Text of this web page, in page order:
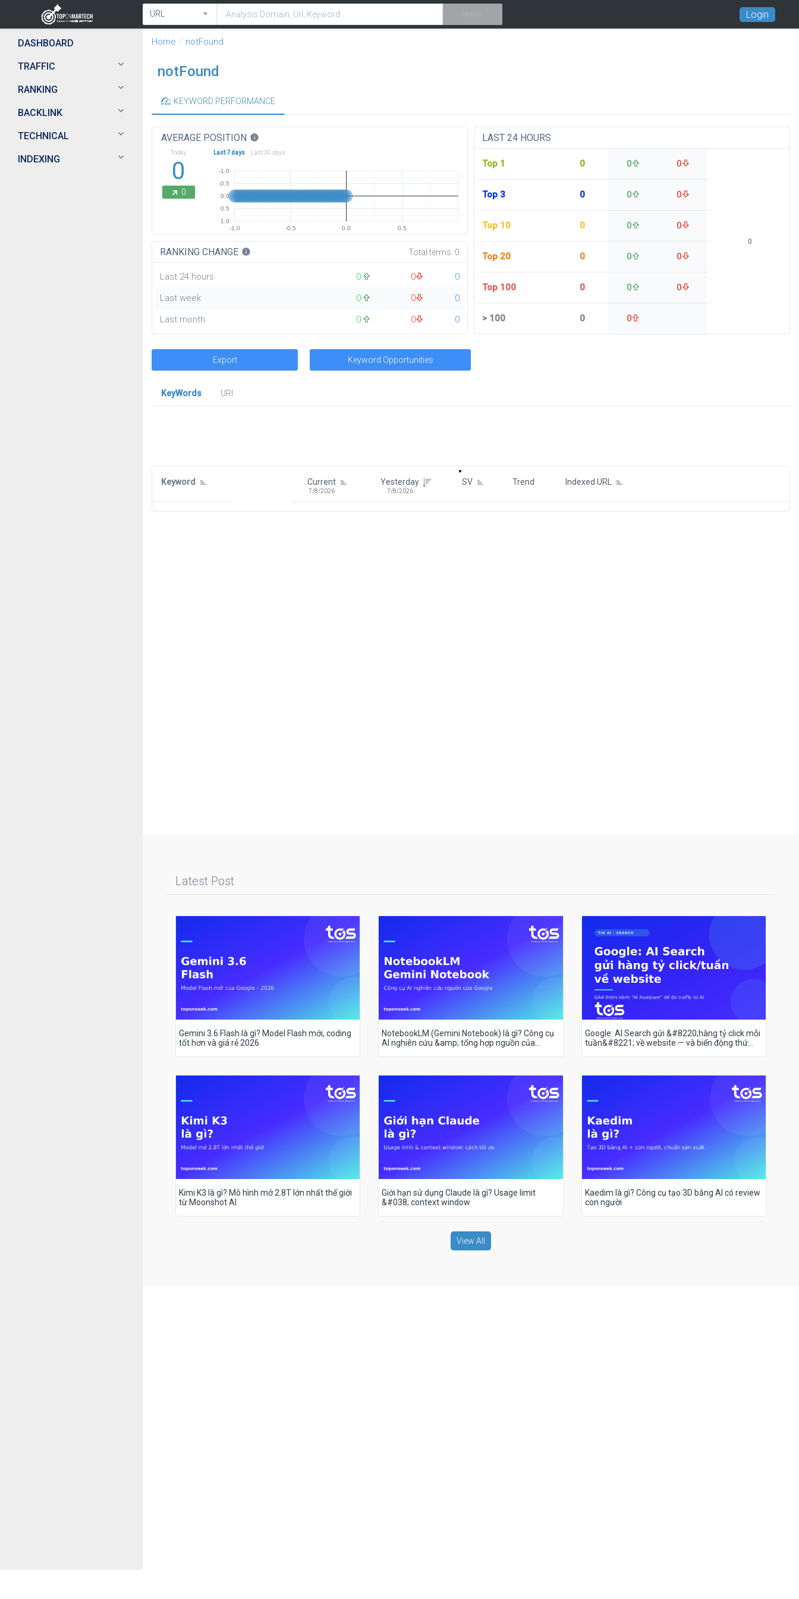
Login
DASHBOARD
TRAFFIC
RANKING
BACKLINK
TECHNICAL
INDEXING
Home notFound
notFound
KEYWORD PERFORMANCE
AVERAGE POSITION info
Today
0
0
Last 7 days Last 30 days
-1.0 -0.5 0.0 0.5
-1.0
-0.5
0.0
0.5
1.0
RANKING CHANGE info Total terms: 0
Last 24 hours 0 0
0
Last week
0 0
0
Last month
0 0 0
LAST 24 HOURS
Top 1 0 0 0
Top 3 0 0 0
Top 10 0 0 0
Top 20 0 0 0
Top 100 0 0 0
>100 0 0
0
Export Keyword Opportunities
KeyWords
URl
Keyword Current
7/8/2026
Yesterday
7/8/2026
SV Trend Indexed URL
Latest Post
Gemini 3.6 Flash là gì? Model Flash mới, coding
tốt hơn và giá rẻ 2026
NotebookLM (Gemini Notebook) là gì? Công cụ
AI nghiên cứu &amp; tổng hợp nguồn của
Google: AI Search gửi &#8220;hàng tỷ click mỗi
tuần&#8221; về website — và biến động thứ
Kimi K3 là gì? Mô hình mở 2.8T lớn nhất thế giới
từ Moonshot AI
Giới hạn sử dụng Claude là gì? Usage limit
&#038; context window
Kaedim là gì? Công cụ tạo 3D bằng AI có review
con người
View All